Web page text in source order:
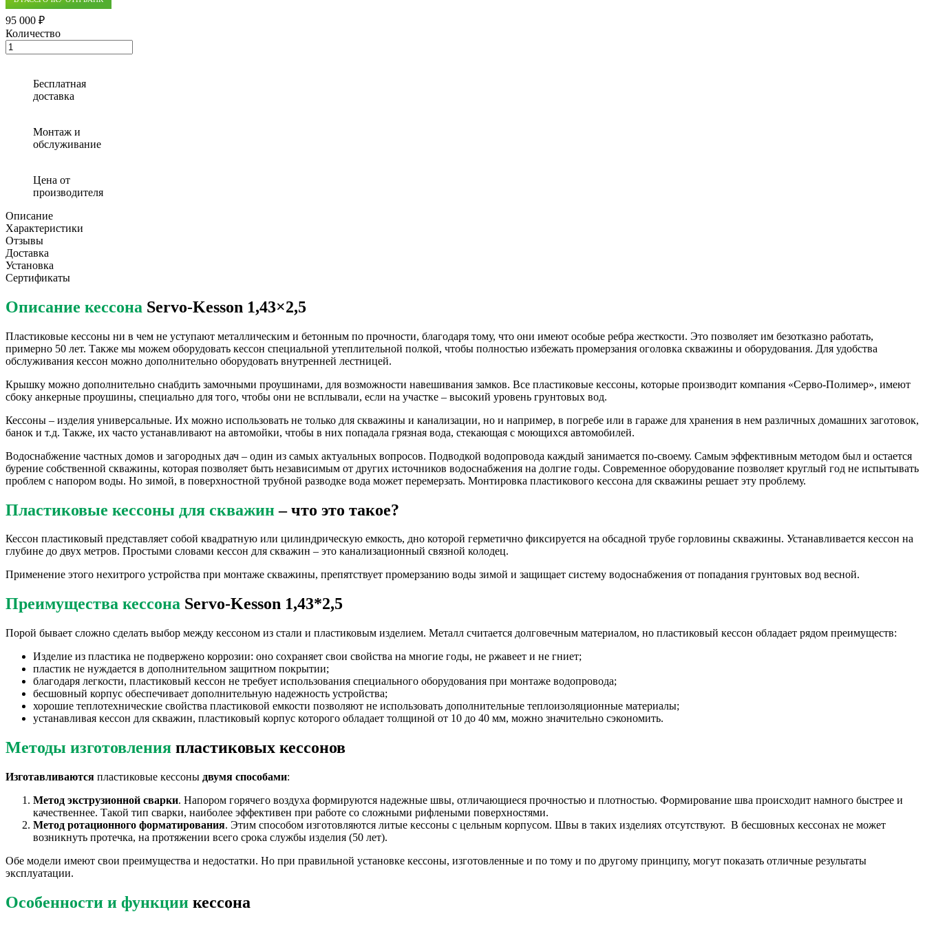
95 000 ₽
Количество
Количество
товара
пластиковый
Бесплатная
доставка
Монтаж и
обслуживание
Цена от
производителя
Описание
Характеристики
Отзывы
Доставка
Установка
Сертификаты
Описание кессона Servo-Kesson 1,43×2,5
Пластиковые кессоны ни в чем не уступают металлическим и бетонным по прочности, благодаря тому, что они имеют особые ребра жесткости. Это позволяет им безотказно работать,
примерно 50 лет. Также мы можем оборудовать кессон специальной утеплительной полкой, чтобы полностью избежать промерзания оголовка скважины и оборудования. Для удобства
обслуживания кессон можно дополнительно оборудовать внутренней лестницей.
Крышку можно дополнительно снабдить замочными проушинами, для возможности навешивания замков. Все пластиковые кессоны, которые производит компания «Серво-Полимер», имеют
сбоку анкерные проушины, специально для того, чтобы они не всплывали, если на участке – высокий уровень грунтовых вод.
Кессоны – изделия универсальные. Их можно использовать не только для скважины и канализации, но и например, в погребе или в гараже для хранения в нем различных домашних заготовок,
банок и т.д. Также, их часто устанавливают на автомойки, чтобы в них попадала грязная вода, стекающая с моющихся автомобилей.
Водоснабжение частных домов и загородных дач – один из самых актуальных вопросов. Подводкой водопровода каждый занимается по-своему. Самым эффективным методом был и остается
бурение собственной скважины, которая позволяет быть независимым от других источников водоснабжения на долгие годы. Современное оборудование позволяет круглый год не испытывать
проблем с напором воды. Но зимой, в поверхностной трубной разводке вода может перемерзать. Монтировка пластикового кессона для скважины решает эту проблему.
Пластиковые кессоны для скважин– что это такое?
Кессон пластиковый представляет собой квадратную или цилиндрическую емкость, дно которой герметично фиксируется на обсадной трубе горловины скважины. Устанавливается кессон на
глубине до двух метров. Простыми словами кессон для скважин – это канализационный связной колодец.
Применение этого нехитрого устройства при монтаже скважины, препятствует промерзанию воды зимой и защищает систему водоснабжения от попадания грунтовых вод весной.
Преимущества кессона Servo-Kesson 1,43*2,5
Порой бывает сложно сделать выбор между кессоном из стали и пластиковым изделием. Металл считается долговечным материалом, но пластиковый кессон обладает рядом преимуществ:
Изделие из пластика не подвержено коррозии: оно сохраняет свои свойства на многие годы, не ржавеет и не гниет;
пластик не нуждается в дополнительном защитном покрытии;
благодаря легкости, пластиковый кессон не требует использования специального оборудования при монтаже водопровода;
бесшовный корпус обеспечивает дополнительную надежность устройства;
хорошие теплотехнические свойства пластиковой емкости позволяют не использовать дополнительные теплоизоляционные материалы;
устанавливая кессон для скважин, пластиковый корпус которого обладает толщиной от 10 до 40 мм, можно значительно сэкономить.
Методы изготовления пластиковых кессонов
Изготавливаются пластиковые кессоны двумя способами:
Метод экструзионной сварки. Напором горячего воздуха формируются надежные швы, отличающиеся прочностью и плотностью. Формирование шва происходит намного быстрее и
качественнее. Такой тип сварки, наиболее эффективен при работе со сложными рифлеными поверхностями.
Метод ротационного форматирования. Этим способом изготовляются литые кессоны с цельным корпусом. Швы в таких изделиях отсутствуют. В бесшовных кессонах не может
возникнуть протечка, на протяжении всего срока службы изделия (50 лет).
Обе модели имеют свои преимущества и недостатки. Но при правильной установке кессоны, изготовленные и по тому и по другому принципу, могут показать отличные результаты
эксплуатации.
Особенности и функции кессона